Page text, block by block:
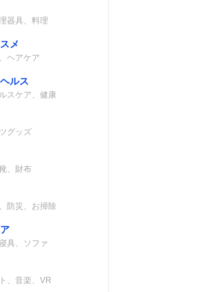
ん、うるつや保
器具、料理
メ
ヘアケア
ルス
スケア、健康
グッズ
、財布
防災、お掃除
具、ソファ
、音楽、VR